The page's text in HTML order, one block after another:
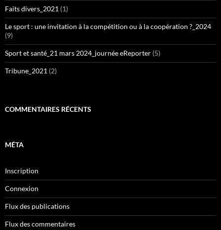
Faits divers_2021 (1)
Le sport : une invitation à la compétition ou à la coopération ?_2024
(9)
Sport et santé_21 mars 2024_journée eReporter (5)
Tribune_2021 (2)
COMMENTAIRES RÉCENTS
MÉTA
Inscription
Connexion
Flux des publications
Flux des commentaires